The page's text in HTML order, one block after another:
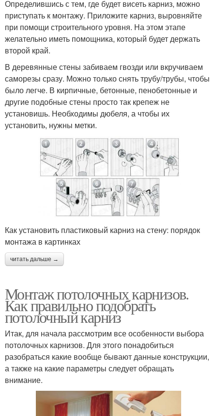
Определившись с тем, где будет висеть карниз, можно
приступать к монтажу. Приложите карниз, выровняйте
при помощи строительного уровня. На этом этапе
желательно иметь помощника, который будет держать
второй край.
В деревянные стены забиваем гвозди или вкручиваем
саморезы сразу. Можно только снять трубу/трубы, чтобы
было легче. В кирпичные, бетонные, пенобетонные и
другие подобные стены просто так крепеж не
установишь. Необходимы дюбеля, а чтобы их
установить, нужны метки.
Как установить пластиковый карниз на стену: порядок
монтажа в картинках
читать дальше →
Монтаж потолочных карнизов.
Как правильно подобрать
потолочный карниз
Итак, для начала рассмотрим все особенности выбора
потолочных карнизов. Для этого понадобиться
разобраться какие вообще бывают данные конструкции,
а также на какие параметры следует обращать
внимание.